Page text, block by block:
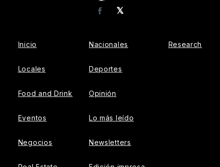
𝕏
Facebook
Inicio
Locales
Food and Drink
Eventos
Negocios
Nacionales
Deportes
Opinión
Lo más leído
Newsletters
Research